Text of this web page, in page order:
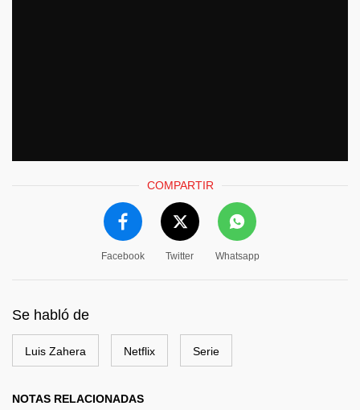
COMPARTIR
Facebook Twitter Whatsapp
Se habló de
Luis Zahera Netflix Serie
NOTAS RELACIONADAS